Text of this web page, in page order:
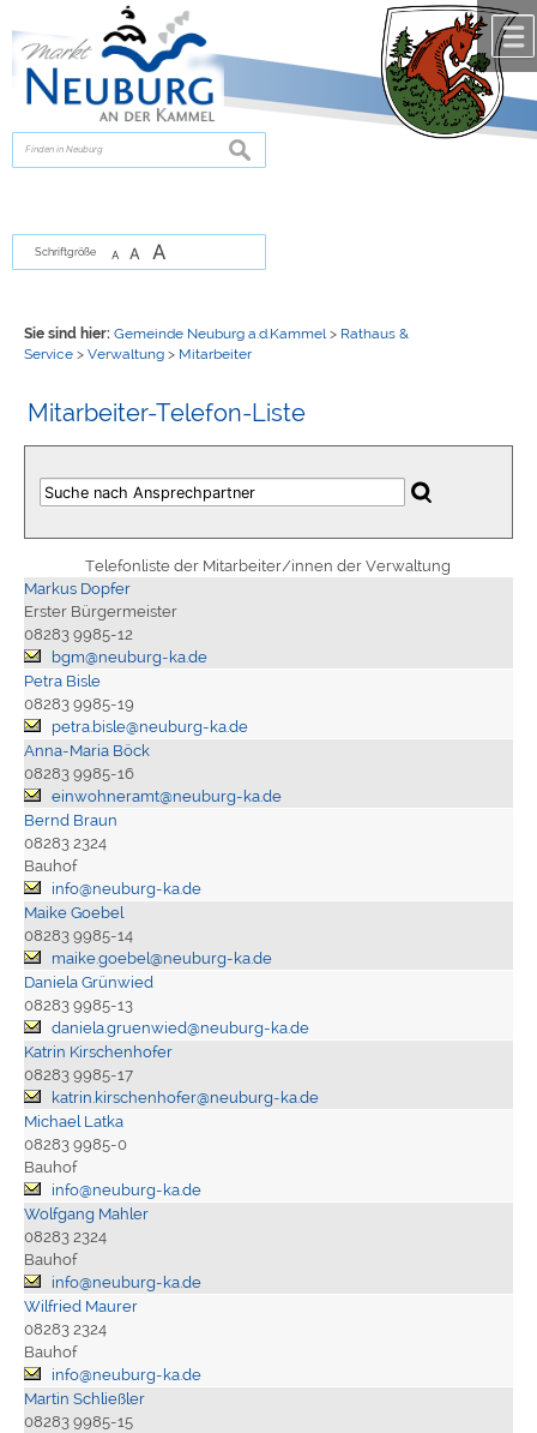
zur Navigationoder
springen.
suchen
Schriftgröße A A A
Sie sind hier: Gemeinde Neuburg a.d.Kammel > Rathaus &
Service> Verwaltung> Mitarbeiter
Mitarbeiter-Telefon-Liste
Telefonliste der Mitarbeiter/innen der Verwaltung
Markus Dopfer
Erster Bürgermeister
08283 9985-12
bgm@neuburg-ka.de
Petra Bisle
08283 9985-19
petra.bisle@neuburg-ka.de
Anna-Maria Böck
08283 9985-16
einwohneramt@neuburg-ka.de
Bernd Braun
08283 2324
Bauhof
info@neuburg-ka.de
Maike Goebel
08283 9985-14
maike.goebel@neuburg-ka.de
Daniela Grünwied
08283 9985-13
daniela.gruenwied@neuburg-ka.de
Katrin Kirschenhofer
08283 9985-17
katrin.kirschenhofer@neuburg-ka.de
Michael Latka
08283 9985-0
Bauhof
info@neuburg-ka.de
Wolfgang Mahler
08283 2324
Bauhof
info@neuburg-ka.de
Wilfried Maurer
08283 2324
Bauhof
info@neuburg-ka.de
Martin Schließler
08283 9985-15